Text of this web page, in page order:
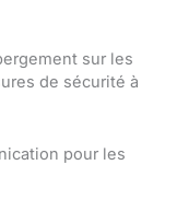
sur les
de sécurité à
pour les